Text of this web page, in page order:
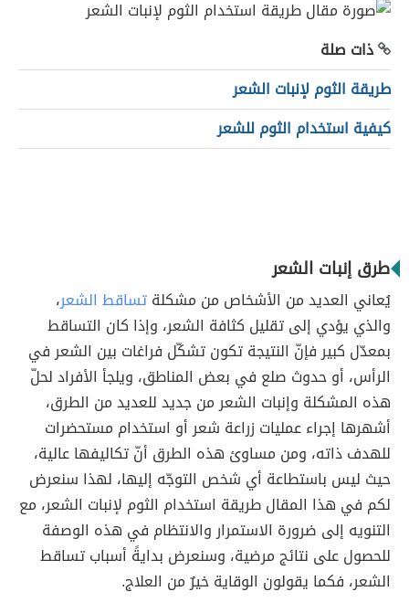
ذات صلة
طريقة الثوم لإنبات الشعر
كيفية استخدام الثوم للشعر
طرق إنبات الشعر
يُعاني العديد من الأشخاص من مشكلةتساقط الشعر،
والذي يؤدي إلى تقليل كثافة الشعر، وإذا كان التساقط
بمعدّل كبير فإنّ النتيجة تكون تشكّل فراغات بين الشعر في
الرأس، أو حدوث صلع في بعض المناطق، ويلجأ الأفراد لحلّ
هذه المشكلة وإنبات الشعر من جديد للعديد من الطرق،
أشهرها إجراء عمليات زراعة شعر أو استخدام مستحضرات
للهدف ذاته، ومن مساوئ هذه الطرق أنّ تكاليفها عالية،
حيث ليس باستطاعة أي شخص التوجّه إليها، لهذا سنعرض
لكم في هذا المقال طريقة استخدام الثوم لإنبات الشعر، مع
التنويه إلى ضرورة الاستمرار والانتظام في هذه الوصفة
للحصول على نتائج مرضية، وسنعرض بدايةً أسباب تساقط
الشعر، فكما يقولون الوقاية خيرٌ من العلاج.